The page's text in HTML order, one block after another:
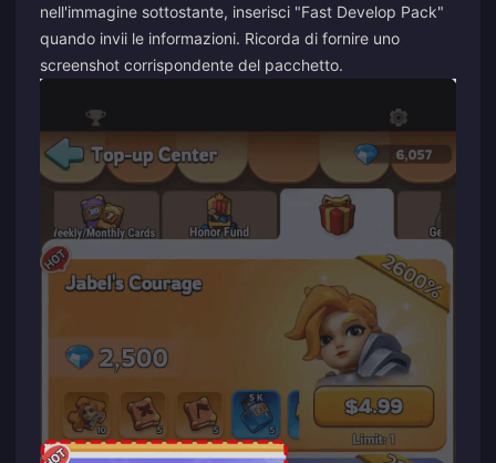
nell'immagine sottostante, inserisci "Fast Develop Pack"
quando invii le informazioni. Ricorda di fornire uno
screenshot corrispondente del pacchetto.